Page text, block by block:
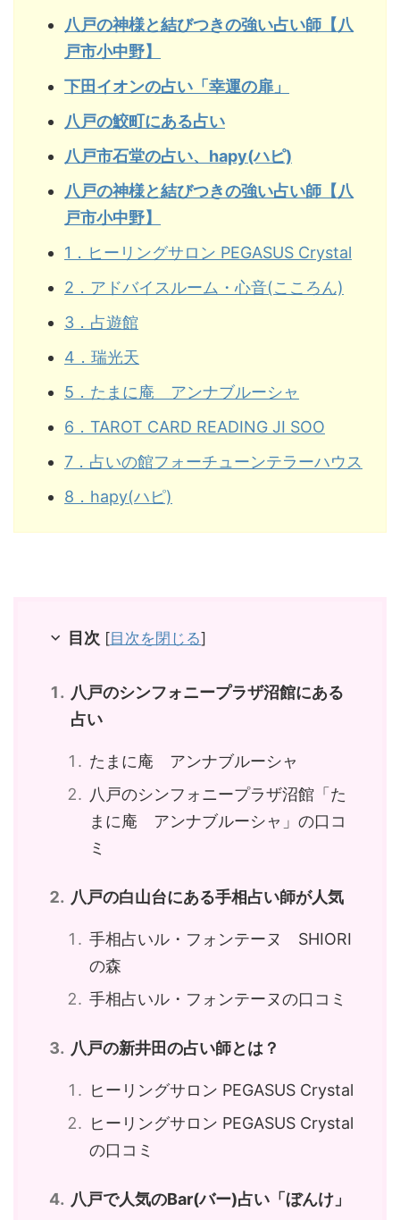
八戸の神様と結びつきの強い占い師【八
戸市小中野】
下田イオンの占い「幸運の扉」
八戸の鮫町にある占い
八戸市石堂の占い、hapy(ハピ)
八戸の神様と結びつきの強い占い師【八
戸市小中野】
1．ヒーリングサロン PEGASUS Crystal
2．アドバイスルーム・心音(こころん)
3．占遊館
4．瑞光天
5．たまに庵 アンナブルーシャ
6．TAROT CARD READING JI SOO
7．占いの館フォーチューンテラーハウス
8．hapy(ハピ)
目次 [目次を閉じる]
八戸のシンフォニープラザ沼館にある
占い
たまに庵 アンナブルーシャ
八戸のシンフォニープラザ沼館「た
まに庵 アンナブルーシャ」の口コ
ミ
八戸の白山台にある手相占い師が人気
手相占いル・フォンテーヌ SHIORI
の森
手相占いル・フォンテーヌの口コミ
八戸の新井田の占い師とは？
ヒーリングサロン PEGASUS Crystal
ヒーリングサロン PEGASUS Crystal
の口コミ
八戸で人気のBar(バー)占い「ぼんけ」